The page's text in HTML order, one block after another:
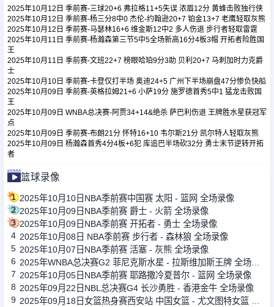
足球新闻
2025年10月12日 季前赛-三球20+6 弗拉格11+5失误 浓眉12分 黄蜂击败独行侠
2025年10月12日 季前赛-杨三分8中0 杰伦-约翰逊20+7 铂金13+7 老鹰轻取灰熊
2025年10月12日 季前赛-马瑟林16+6 维金斯12中2 多人伤退 步行者轻取雷霆
2025年10月11日 季前赛-杨瀚森第三节5中5全场新高16分4板3帽 开拓者险胜国
王
2025年10月11日 季前赛-文班22+7 榜眼哈珀9分3助 贝利20+7 马刺加时力克爵
士
2025年10月10日 季前赛-卡登仅打半场 奥迪24+5 广州下半场崩盘47分惨负快船
2025年10月09日 季前赛-英格拉姆21+6 小萨19分 施罗德首秀5中1 猛龙击败国
王
2025年10月09日 WNBA总决赛-阿贾34+14&绝杀 萨巴利伤退 王牌胜水星获冠军
点
2025年10月09日 季前赛-布朗21分 怀特16+10 韦尔斯21分 凯尔特人轻取灰熊
2025年10月09日 杨瀚森首秀4分4板+6犯 库追巴半场砍32分 勇士末节逆转开拓
者
篮球录像
1 2025年10月10日NBA季前赛中国赛 太阳 - 篮网 全场录像
2 2025年10月09日NBA季前赛 爵士 - 火箭 全场录像
3 2025年10月09日NBA季前赛 开拓者 - 勇士 全场录像
4 2025年10月08日 NBA季前赛 步行者 - 森林狼 全场录像
5 2025年10月07日NBA季前赛 活塞 - 灰熊 全场录像
6
7 2025年10月05日NBA季前赛 耶路撒冷夏普尔 - 篮网 全场录像
8 2025年09月22日NBL总决赛G4 长沙勇胜 - 香港金牛 全场录像
9